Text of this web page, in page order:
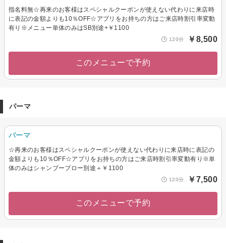
指名料無☆再来のお客様はスペシャルクーポンが使えない代わりに来店時
に表記の金額よりも10％OFF☆アプリをお持ちの方はご来店時割引率変動
有り※メニュー単体のみはSB別途+￥1100
120分 ￥8,500
このメニューで予約
パーマ
パーマ
☆再来のお客様はスペシャルクーポンが使えない代わりに来店時に表記の
金額よりも10％OFF☆アプリをお持ちの方はご来店時割引率変動有り※単
体のみはシャンプーブロー別途＋￥1100
120分 ￥7,500
このメニューで予約